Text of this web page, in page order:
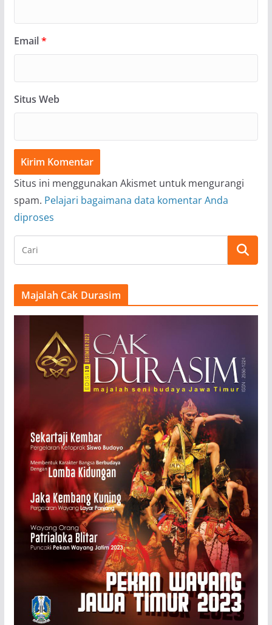
Email*
Situs Web
Situs ini menggunakan Akismet untuk mengurangi
spam. Pelajari bagaimana data komentar Anda
diproses
Majalah Cak Durasim